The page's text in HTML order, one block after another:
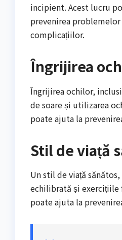
incipient. Acest lucru
prevenirea problemelor
complicațiilor.
Îngrijirea
Îngrijirea ochilor,
de soare și utilizarea
poate ajuta la
Stil de viață
Un stil de viață
echilibrată și exercițiile
poate ajuta la